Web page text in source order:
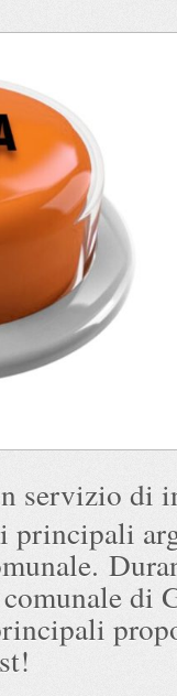
servizio di
principali
di